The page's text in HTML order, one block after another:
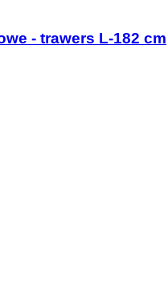
- trawers L-182 cm